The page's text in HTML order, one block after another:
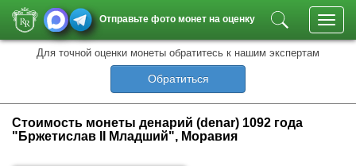
Отправьте фото монет на оценку
Для точной оценки монеты обратитесь к нашим экспертам
Обратиться
Стоимость монеты денарий (denar) 1092 года
"Бржетислав II Младший", Моравия